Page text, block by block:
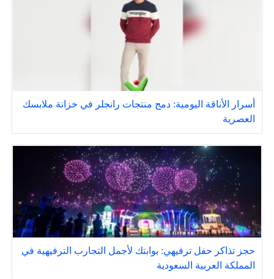
أسرار الأناقة اليومية: دمج منتجات رانجلر في خزانة ملابسك
العصرية
حجز تذاكر حفل ترفيهي: بوابتك لأجمل التجارب الترفيهية في
المملكة العربية السعودية